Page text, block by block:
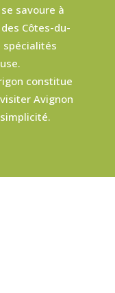
savoure à
Côtes-du-
spécialités
constitue
Avignon